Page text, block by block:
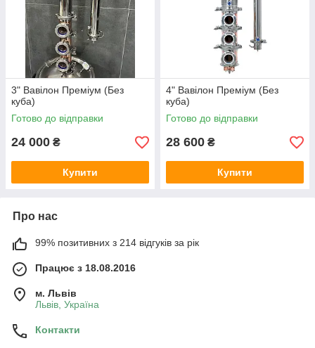
3" Вавілон Преміум (Без
куба)
Готово до відправки
24 000 ₴
Купити
4" Вавілон Преміум (Без
куба)
Готово до відправки
28 600 ₴
Купити
Про нас
99% позитивних з 214 відгуків за рік
Працює з 18.08.2016
м. Львів
Львів, Україна
Контакти